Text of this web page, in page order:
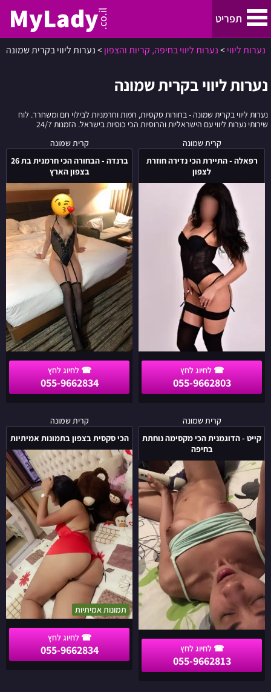
תפריט MyLady.co.il
נערות ליווי
נערות ליווי בתל אביב והמרכז
נערות ליווי בחיפה, קריות והצפון
ירושלים
נערות ליווי באילת
באר שבע
נערות ליווי בתמונות אמיתיות
נערות ליווי>נערות ליווי בחיפה, קריות והצפון>נערות ליווי בקרית שמונה
נערות ליווי בקרית שמונה
נערות ליווי בקרית שמונה - בחורות סקסיות, חמות וחרמניות לבילוי חם ומשחרר. לוח
שירותי נערות ליווי עם הישראליות והרוסיות הכי כוסיות בישראל. הזמנות 24/7
קרית שמונה
רפאלה - התיירת הכי נדירה חוזרת
לצפון
055-9662803
רפאלה
-
התיירת
הכי
נדירה
חוזרת
לצפון
קרית שמונה
ברנדה - הבחורה הכי חרמנית בת 26
בצפון הארץ
055-9662834
ברנדה
-
הבחורה
הכי
חרמנית
בת
26
בצפון
הארץ
קרית שמונה
קייט - הדוגמנית הכי מקסימה נוחתת
בחיפה
055-9662813
קייט
-
הדוגמנית
הכי
מקסימה
נוחתת
בחיפה
קרית שמונה
הכי סקסית בצפון בתמונות אמיתיות
תמונות אמיתיות
055-9662834
הכי
סקסית
בצפון
בתמונות
אמיתיות